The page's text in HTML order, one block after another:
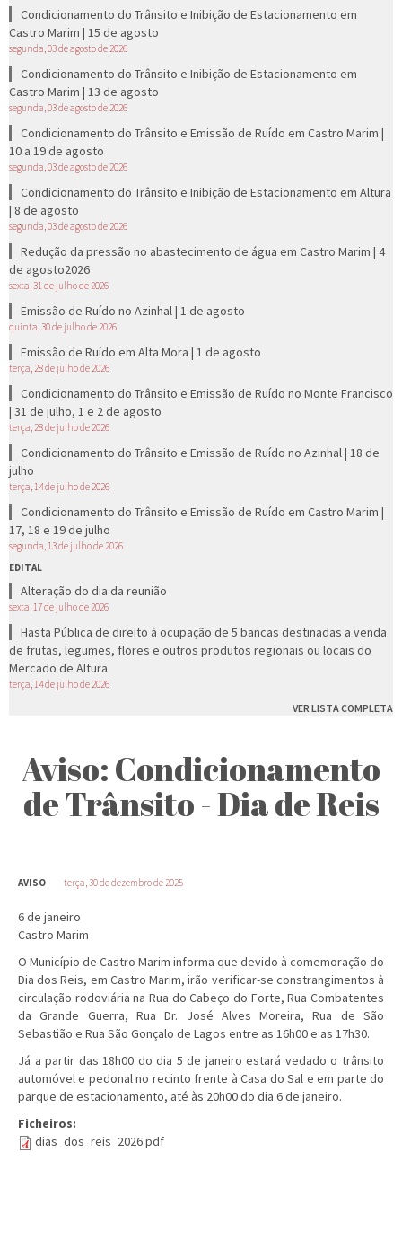
Condicionamento do Trânsito e Inibição de Estacionamento em
Castro Marim | 15 de agosto
segunda, 03 de agosto de 2026
Condicionamento do Trânsito e Inibição de Estacionamento em
Castro Marim | 13 de agosto
segunda, 03 de agosto de 2026
Condicionamento do Trânsito e Emissão de Ruído em Castro Marim |
10 a 19 de agosto
segunda, 03 de agosto de 2026
Condicionamento do Trânsito e Inibição de Estacionamento em Altura
| 8 de agosto
segunda, 03 de agosto de 2026
Redução da pressão no abastecimento de água em Castro Marim | 4
de agosto2026
sexta, 31 de julho de 2026
Emissão de Ruído no Azinhal | 1 de agosto
quinta, 30 de julho de 2026
Emissão de Ruído em Alta Mora | 1 de agosto
terça, 28 de julho de 2026
Condicionamento do Trânsito e Emissão de Ruído no Monte Francisco
| 31 de julho, 1 e 2 de agosto
terça, 28 de julho de 2026
Condicionamento do Trânsito e Emissão de Ruído no Azinhal | 18 de
julho
terça, 14 de julho de 2026
Condicionamento do Trânsito e Emissão de Ruído em Castro Marim |
17, 18 e 19 de julho
segunda, 13 de julho de 2026
EDITAL
Alteração do dia da reunião
sexta, 17 de julho de 2026
Hasta Pública de direito à ocupação de 5 bancas destinadas a venda
de frutas, legumes, flores e outros produtos regionais ou locais do
Mercado de Altura
terça, 14 de julho de 2026
VER LISTA COMPLETA
Aviso: Condicionamento
de Trânsito - Dia de Reis
AVISO terça, 30 de dezembro de 2025
6 de janeiro
Castro Marim
O Município de Castro Marim informa que devido à comemoração do
Dia dos Reis, em Castro Marim, irão verificar-se constrangimentos à
circulação rodoviária na Rua do Cabeço do Forte, Rua Combatentes
da Grande Guerra, Rua Dr. José Alves Moreira, Rua de São
Sebastião e Rua São Gonçalo de Lagos entre as 16h00 e as 17h30.
Já a partir das 18h00 do dia 5 de janeiro estará vedado o trânsito
automóvel e pedonal no recinto frente à Casa do Sal e em parte do
parque de estacionamento, até às 20h00 do dia 6 de janeiro.
Ficheiros:
dias_dos_reis_2026.pdf